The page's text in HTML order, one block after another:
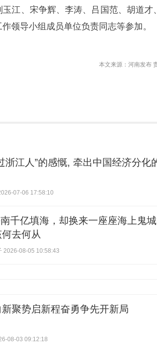
江、宋争辉、李涛、吕国范、胡道才
领导小组成员单位负责同志等参加。
本文来源：河南发布
浙江人”的感慨, 牵出中国经济分化
07-06 17:58:10
千亿填海，却换来一座座海上鬼
去何从
2026-08-05 10:58:43
聚势启新程奋勇争先开新局
08-03 09:12:18